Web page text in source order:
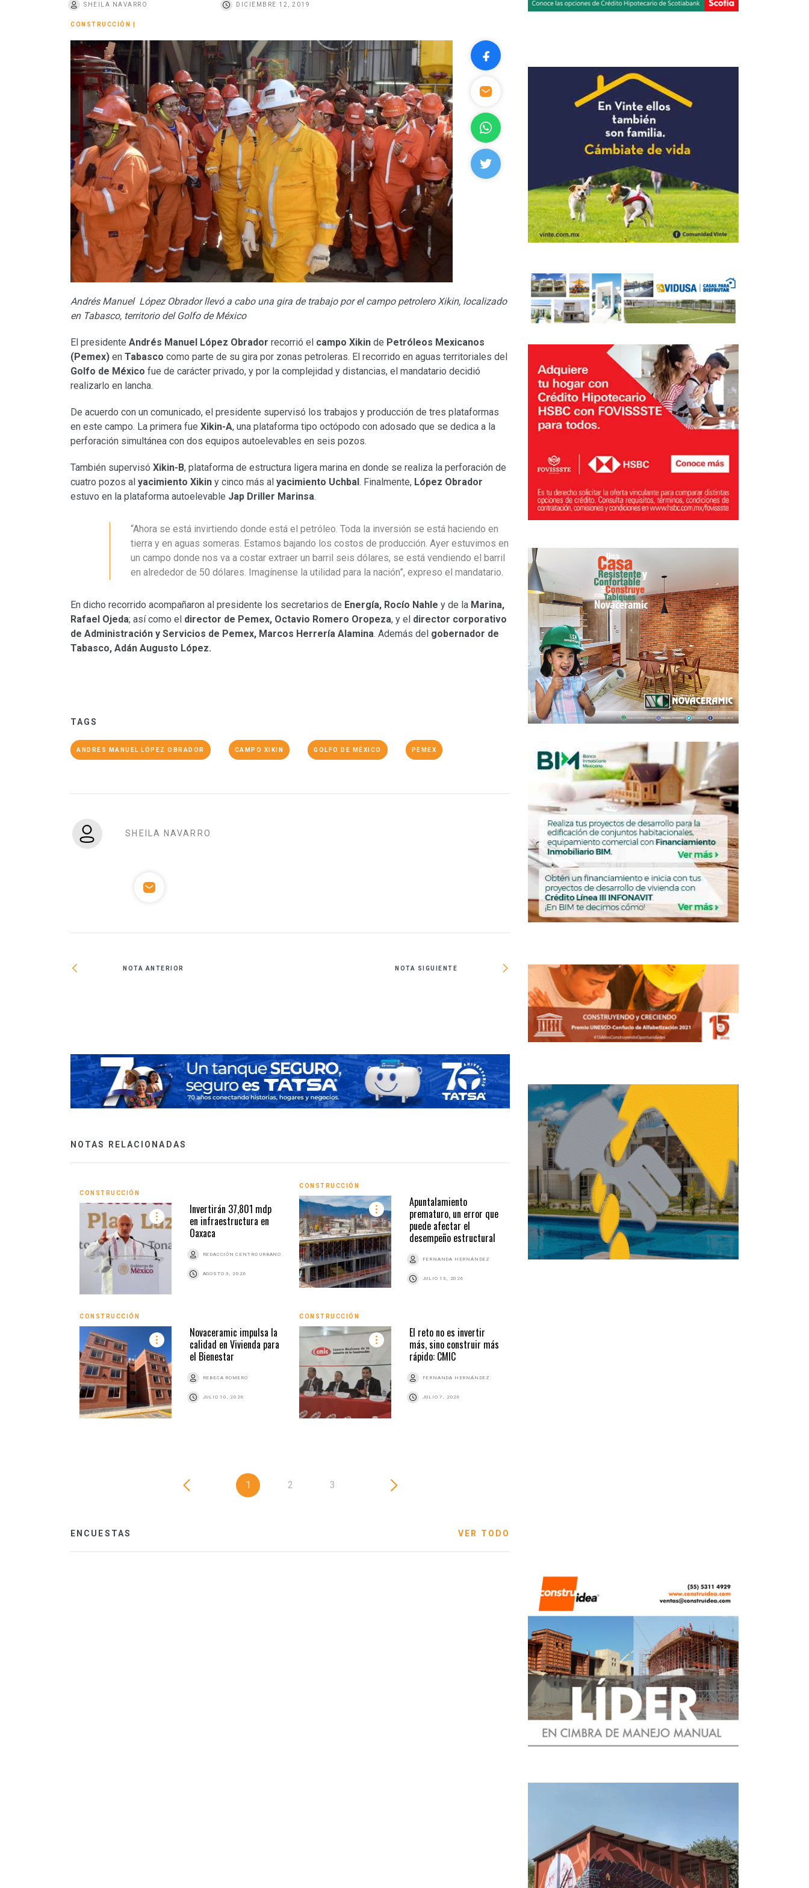
SHEILA NAVARRO DICIEMBRE 12, 2019
CONSTRUCCIÓN
Andrés Manuel López Obrador llevó a cabo una gira de trabajo por el campo petrolero Xikin, localizado
en Tabasco, territorio del Golfo de México
El presidente Andrés Manuel López Obrador recorrió el campo Xikin de Petróleos Mexicanos
(Pemex) en Tabasco como parte de su gira por zonas petroleras. El recorrido en aguas territoriales del
Golfo de México fue de carácter privado, y por la complejidad y distancias, el mandatario decidió
realizarlo en lancha.
De acuerdo con un comunicado, el presidente supervisó los trabajos y producción de tres plataformas
en este campo. La primera fue Xikin-A, una plataforma tipo octópodo con adosado que se dedica a la
perforación simultánea con dos equipos autoelevables en seis pozos.
También supervisó Xikin-B, plataforma de estructura ligera marina en donde se realiza la perforación de
cuatro pozos al yacimiento Xikin y cinco más al yacimiento Uchbal. Finalmente, López Obrador
estuvo en la plataforma autoelevable Jap Driller Marinsa.
“Ahora se está invirtiendo donde está el petróleo. Toda la inversión se está haciendo en
tierra y en aguas someras. Estamos bajando los costos de producción. Ayer estuvimos en
un campo donde nos va a costar extraer un barril seis dólares, se está vendiendo el barril
en alrededor de 50 dólares. Imagínense la utilidad para la nación”, expreso el mandatario.
En dicho recorrido acompañaron al presidente los secretarios de Energía, Rocío Nahle y de la Marina,
Rafael Ojeda; así como el director de Pemex, Octavio Romero Oropeza, y el director corporativo
de Administración y Servicios de Pemex, Marcos Herrería Alamina. Además del gobernador de
Tabasco, Adán Augusto López.
TAGS
ANDRES MANUEL LÓPEZ OBRADOR CAMPO XIKIN GOLFO DE MÉXICO PEMEX
SHEILA NAVARRO
NOTA ANTERIOR NOTA SIGUIENTE
En enero nace el Instituto de Planeación
CDMX
NOTAS RELACIONADAS
CONSTRUCCIÓN
Invertirán 37,801 mdp
en infraestructura en
Oaxaca
REDACCIÓN CENTRO URBANO
AGOSTO 3, 2026
CONSTRUCCIÓN
Apuntalamiento
prematuro, un error que
puede afectar el
desempeño estructural
FERNANDA HERNÁNDEZ
JULIO 13, 2026
CONSTRUCCIÓN
Novaceramic impulsa la
calidad en Vivienda para
el Bienestar
REBECA ROMERO
JULIO 10, 2026
CONSTRUCCIÓN
El reto no es invertir
más, sino construir más
rápido: CMIC
FERNANDA HERNÁNDEZ
JULIO 7, 2026
Eficiencia e innovación
impulsan el desarrollo
de materiales
constructivos
REBECA ROMERO
1 2 3
ENCUESTAS VER TODO